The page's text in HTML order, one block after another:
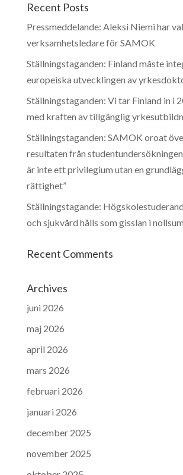
Recent Posts
Pressmeddelande: Aleksi Niemi har
verksamhetsledare för SAMOK
Ställningstaganden: Finland måste
europeiska utvecklingen av
Ställningstaganden: Vi tar Finland in i
med kraften av tillgänglig
Ställningstaganden: SAMOK oroat
resultaten från
är inte ett privilegium utan en
rättighet”
Ställningstagande:
och sjukvård hålls som gisslan i
Recent Comments
Archives
juni 2026
maj 2026
april 2026
mars 2026
februari 2026
januari 2026
december 2025
november 2025